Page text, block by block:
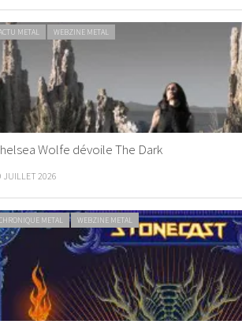
METAL WEBZINE METAL
Wolfe dévoile The Dark
JUILLET 2026
METAL WEBZINE METAL